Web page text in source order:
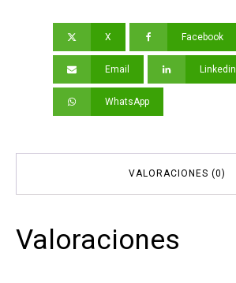
X Facebook
Email Linkedin
WhatsApp
VALORACIONES (0)
Valoraciones